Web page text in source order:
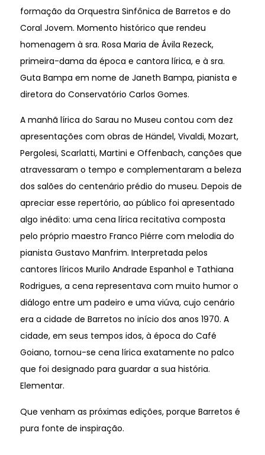
formação da Orquestra Sinfônica de Barretos e do
Coral Jovem. Momento histórico que rendeu
homenagem à sra. Rosa Maria de Ávila Rezeck,
primeira-dama da época e cantora lírica, e à sra.
Guta Bampa em nome de Janeth Bampa, pianista e
diretora do Conservatório Carlos Gomes.
A manhã lírica do Sarau no Museu contou com dez
apresentações com obras de Händel, Vivaldi, Mozart,
Pergolesi, Scarlatti, Martini e Offenbach, canções que
atravessaram o tempo e complementaram a beleza
dos salões do centenário prédio do museu. Depois de
apreciar esse repertório, ao público foi apresentado
algo inédito: uma cena lírica recitativa composta
pelo próprio maestro Franco Piérre com melodia do
pianista Gustavo Manfrim. Interpretada pelos
cantores líricos Murilo Andrade Espanhol e Tathiana
Rodrigues, a cena representava com muito humor o
diálogo entre um padeiro e uma viúva, cujo cenário
era a cidade de Barretos no início dos anos 1970. A
cidade, em seus tempos idos, à época do Café
Goiano, tornou-se cena lírica exatamente no palco
que foi designado para guardar a sua história.
Elementar.
Que venham as próximas edições, porque Barretos é
pura fonte de inspiração.